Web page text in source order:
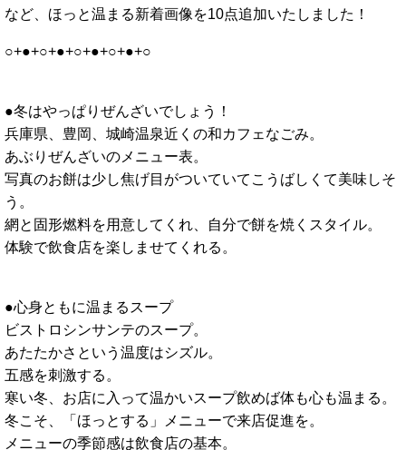
など、ほっと温まる新着画像を10点追加いたしました！
○+●+○+●+○+●+○+●+○
●冬はやっぱりぜんざいでしょう！
兵庫県、豊岡、城崎温泉近くの和カフェなごみ。
あぶりぜんざいのメニュー表。
写真のお餅は少し焦げ目がついていてこうばしくて美味しそ
う。
網と固形燃料を用意してくれ、自分で餅を焼くスタイル。
体験で飲食店を楽しませてくれる。
●心身ともに温まるスープ
ビストロシンサンテのスープ。
あたたかさという温度はシズル。
五感を刺激する。
寒い冬、お店に入って温かいスープ飲めば体も心も温まる。
冬こそ、「ほっとする」メニューで来店促進を。
メニューの季節感は飲食店の基本。